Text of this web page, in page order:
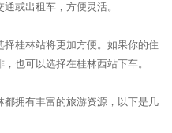
或出租车，方便灵活。
桂林站将更加方便。如果你的住
也可以选择在桂林西站下车。
拥有丰富的旅游资源，以下是几